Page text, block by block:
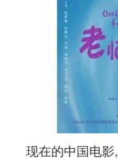
现在的中国电